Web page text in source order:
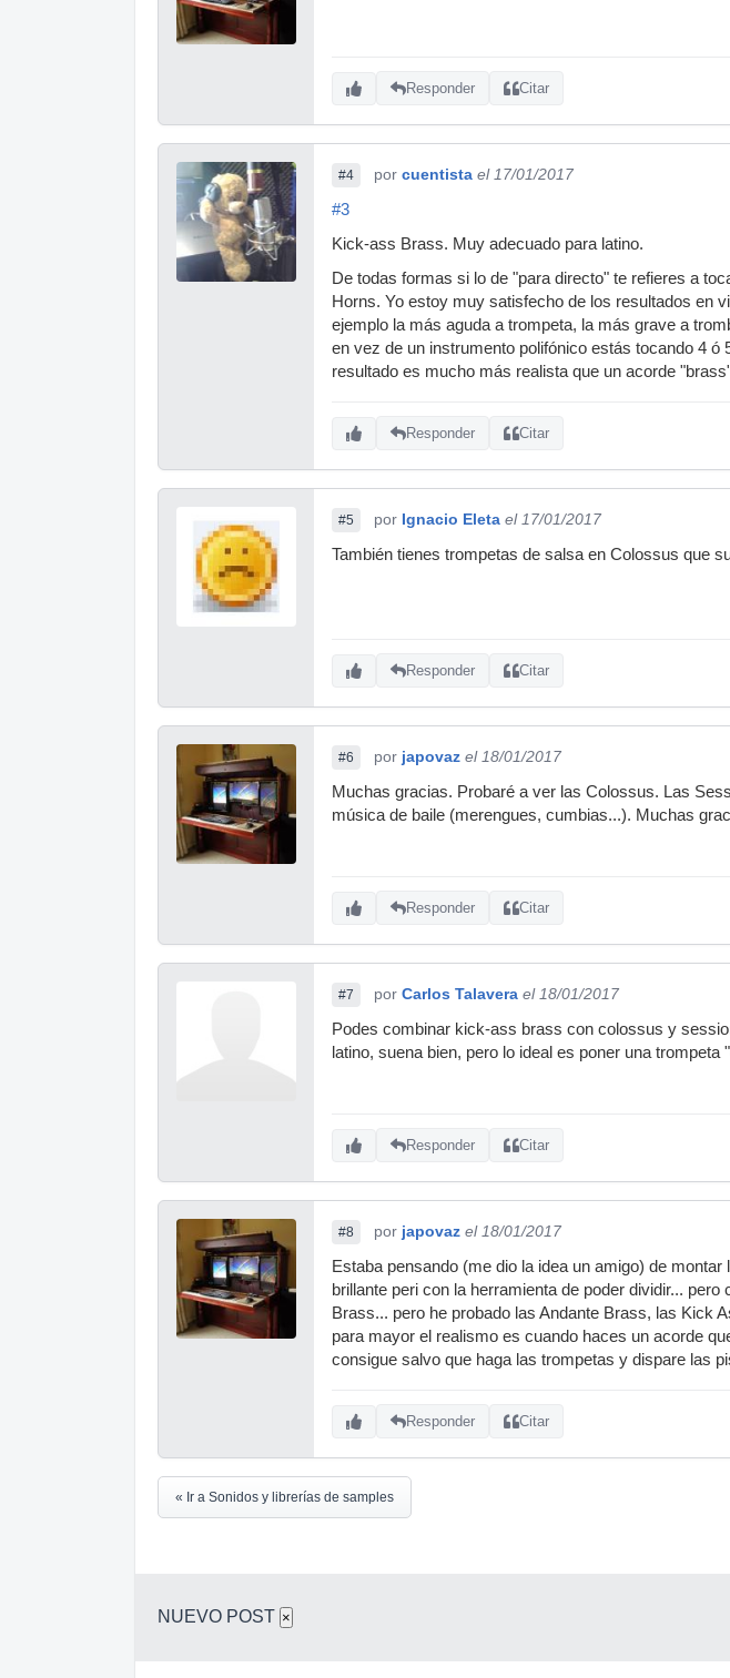
Responder Citar
#4 por cuentista el 17/01/2017
#3
Kick-ass Brass. Muy adecuado para latino.
De todas formas si lo de "para directo" te refieres a
Horns. Yo estoy muy satisfecho de los resultados en
ejemplo la más aguda a trompeta, la más grave a
en vez de un instrumento polifónico estás tocando 4
resultado es mucho más realista que un acorde
Responder Citar
#5 por Ignacio Eleta el 17/01/2017
También tienes trompetas de salsa en Colossus que
Responder Citar
#6 por japovaz el 18/01/2017
Muchas gracias. Probaré a ver las Colossus. Las
música de baile (merengues, cumbias...). Muchas
Responder Citar
#7 por Carlos Talavera el 18/01/2017
Podes combinar kick-ass brass con colossus y
latino, suena bien, pero lo ideal es poner una trompeta
Responder Citar
#8 por japovaz el 18/01/2017
Estaba pensando (me dio la idea un amigo) de
brillante peri con la herramienta de poder dividir...
Brass... pero he probado las Andante Brass, las Kick
para mayor el realismo es cuando haces un acorde
consigue salvo que haga las trompetas y dispare las
Responder Citar
« Ir a Sonidos y librerías de samples
NUEVO POST ×